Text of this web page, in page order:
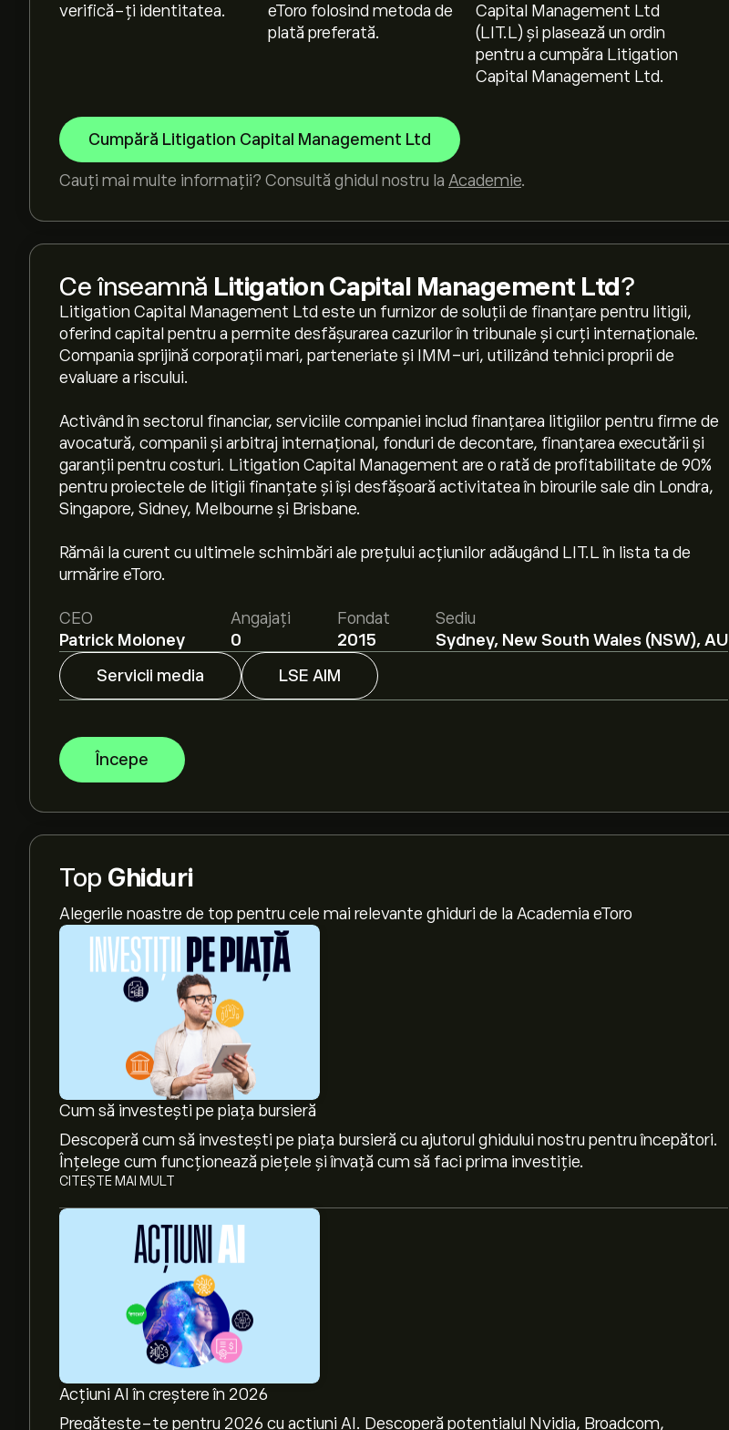
verifică-ți identitatea.
eToro folosind metoda de
plată preferată.
Capital Management Ltd
(LIT.L) și plasează un ordin
pentru a cumpăra Litigation
Capital Management Ltd.
Cumpără Litigation Capital Management Ltd
Cauți mai multe informații? Consultă ghidul nostru la Academie.
Ce înseamnă Litigation Capital Management Ltd?
Litigation Capital Management Ltd este un furnizor de soluții de finanțare pentru litigii,
oferind capital pentru a permite desfășurarea cazurilor în tribunale și curți internaționale.
Compania sprijină corporații mari, parteneriate și IMM-uri, utilizând tehnici proprii de
evaluare a riscului.
Activând în sectorul financiar, serviciile companiei includ finanțarea litigiilor pentru firme de
avocatură, companii și arbitraj internațional, fonduri de decontare, finanțarea executării și
garanții pentru costuri. Litigation Capital Management are o rată de profitabilitate de 90%
pentru proiectele de litigii finanțate și își desfășoară activitatea în birourile sale din Londra,
Singapore, Sidney, Melbourne și Brisbane.
Rămâi la curent cu ultimele schimbări ale prețului acțiunilor adăugând LIT.L în lista ta de
urmărire eToro.
CEO
Patrick Moloney
Angajați
0
Fondat
2015
Sediu
Sydney, New South Wales (NSW), AU
Servicii media
LSE AIM
Începe
Top Ghiduri
Alegerile noastre de top pentru cele mai relevante ghiduri de la Academia eToro
Cum să investești pe piața bursieră
Descoperă cum să investești pe piața bursieră cu ajutorul ghidului nostru pentru începători.
Înțelege cum funcționează piețele și învață cum să faci prima investiție.
CITEȘTE MAI MULT
Acțiuni AI în creștere în 2026
Pregătește-te pentru 2026 cu acțiuni AI. Descoperă potențialul Nvidia, Broadcom,